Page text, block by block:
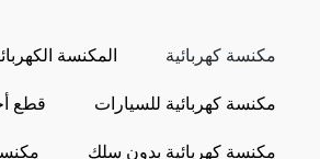
مكنسة كهربائية
المكنسة
مكنسة كهربائية للسيارات
قطع
مكنسة كهربائية بدون سلك